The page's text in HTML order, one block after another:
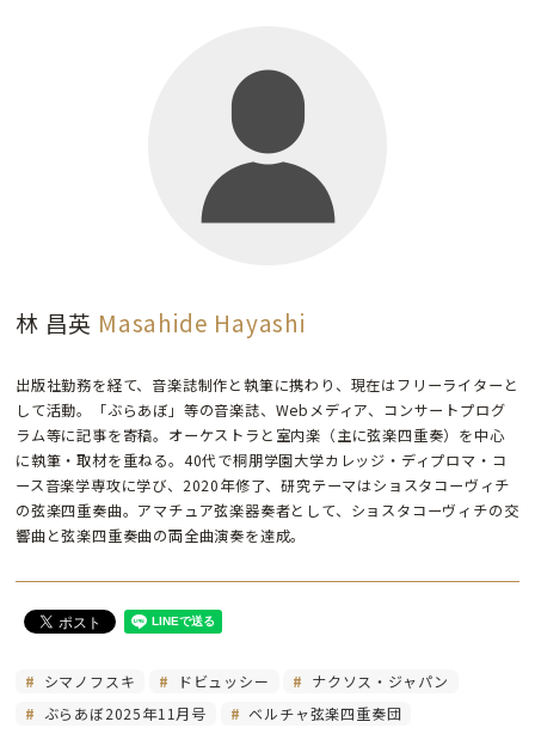
林 昌英 Masahide Hayashi
出版社勤務を経て、音楽誌制作と執筆に携わり、現在はフリーライターと
して活動。「ぶらあぼ」等の音楽誌、Webメディア、コンサートプログ
ラム等に記事を寄稿。オーケストラと室内楽（主に弦楽四重奏）を中心
に執筆・取材を重ねる。40代で桐朋学園大学カレッジ・ディプロマ・コ
ース音楽学専攻に学び、2020年修了、研究テーマはショスタコーヴィチ
の弦楽四重奏曲。アマチュア弦楽器奏者として、ショスタコーヴィチの交
響曲と弦楽四重奏曲の両全曲演奏を達成。
シマノフスキ ドビュッシー
ナクソス・ジャパン
ぶらあぼ2025年11月号
ベルチャ弦楽四重奏団